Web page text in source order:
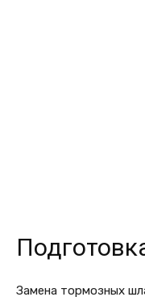
Замена тормозных